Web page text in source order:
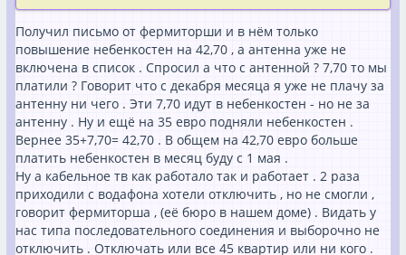
Получил письмо от фермиторши и в нём только
повышение небенкостен на 42,70 , а антенна уже не
включена в список . Спросил а что с антенной ? 7,70 то мы
платили ? Говорит что с декабря месяца я уже не плачу за
антенну ни чего . Эти 7,70 идут в небенкостен - но не за
антенну . Ну и ещё на 35 евро подняли небенкостен .
Вернее 35+7,70= 42,70 . В общем на 42,70 евро больше
платить небенкостен в месяц буду с 1 мая .
Ну а кабельное тв как работало так и работает . 2 раза
приходили с водафона хотели отключить , но не смогли ,
говорит фермиторша , (её бюро в нашем доме) . Видать у
нас типа последовательного соединения и выборочно не
отключить . Отключать или все 45 квартир или ни кого .